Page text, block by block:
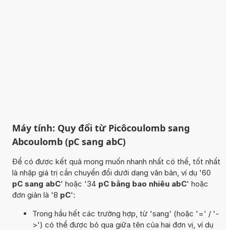
Máy tính: Quy đổi từ Picôcoulomb sang
Abcoulomb (pC sang abC)
Để có được kết quả mong muốn nhanh nhất có thể, tốt nhất
là nhập giá trị cần chuyển đổi dưới dạng văn bản, ví dụ '60
pC sang abC' hoặc '34 pC bằng bao nhiêu abC' hoặc
đơn giản là '8 pC':
Trong hầu hết các trường hợp, từ 'sang' (hoặc '=' / '-
>') có thể được bỏ qua giữa tên của hai đơn vị, ví dụ